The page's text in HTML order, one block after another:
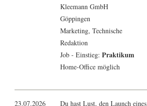
Kleemann GmbH
Göppingen
Marketing, Technische
Redaktion
Job - Einstieg: Praktikum
Home-Office möglich
23.07.2026
Du hast Lust, den Launch eines